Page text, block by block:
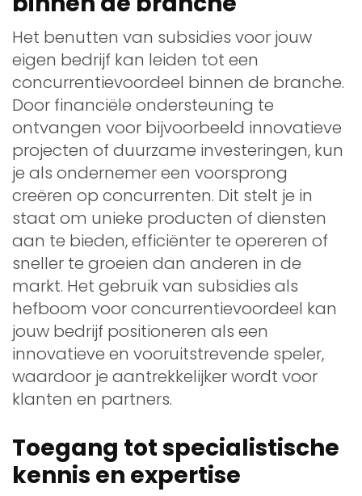
Het benutten van subsidies voor jouw
eigen bedrijf kan leiden tot een
concurrentievoordeel binnen de branche.
Door financiële ondersteuning te
ontvangen voor bijvoorbeeld innovatieve
projecten of duurzame investeringen, kun
je als ondernemer een voorsprong
creëren op concurrenten. Dit stelt je in
staat om unieke producten of diensten
aan te bieden, efficiënter te opereren of
sneller te groeien dan anderen in de
markt. Het gebruik van subsidies als
hefboom voor concurrentievoordeel kan
jouw bedrijf positioneren als een
innovatieve en vooruitstrevende speler,
waardoor je aantrekkelijker wordt voor
klanten en partners.
Toegang tot specialistische
kennis en expertise